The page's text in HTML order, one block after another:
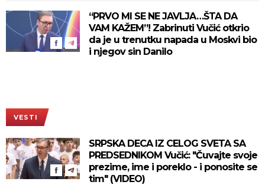
“PRVO MI SE NE JAVLJA…ŠTA DA
VAM KAŽEM”! Zabrinuti Vučić otkrio
da je u trenutku napada u Moskvi bio
i njegov sin Danilo
VESTI
SRPSKA DECA IZ CELOG SVETA SA
PREDSEDNIKOM Vučić: "Čuvajte svoje
prezime, ime i poreklo - i ponosite se
tim" (VIDEO)